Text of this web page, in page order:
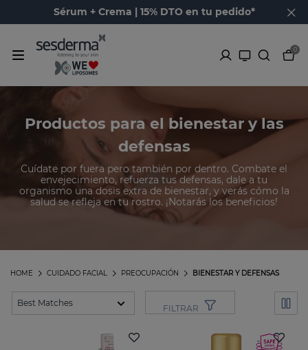
Sérum + Crema | 15% DTO en tu pedido*
0
Productos para el bienestar y las
defensas
Cuídate por fuera pero también por dentro. Combate el
envejecimiento, refuerza tus defensas, dale a tu
organismo una dosis extra de bienestar, y verás cómo la
salud se refleja en tu rostro. ¡Notarás los beneficios!
BIENESTAR Y DEFENSAS
PREOCUPACIÓN
CUIDADO FACIAL
HOME
FILTRAR